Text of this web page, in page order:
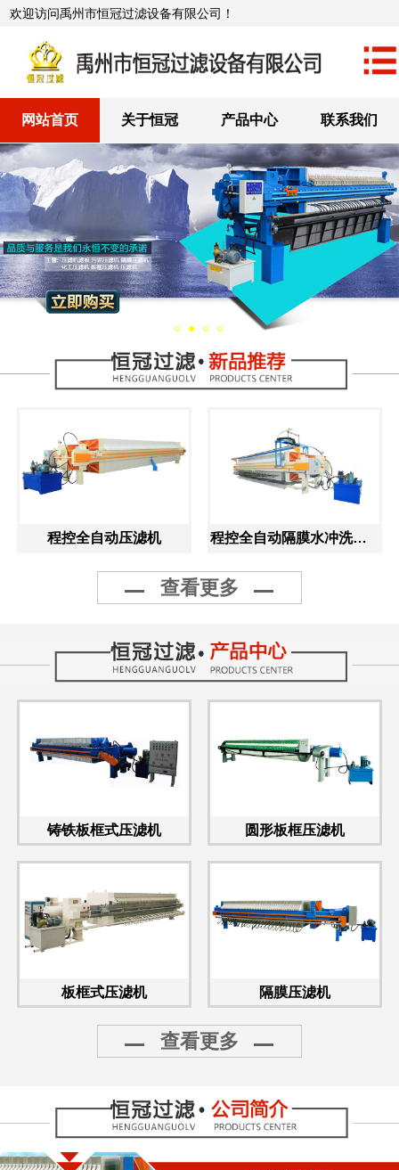
欢迎访问禹州市恒冠过滤设备有限公司！
网站首页 关于恒冠 产品中心 联系我们
程控全自动压滤机 程控全自动隔膜水冲洗压滤机
查看更多
铸铁板框式压滤机 圆形板框压滤机
板框式压滤机 隔膜压滤机
查看更多